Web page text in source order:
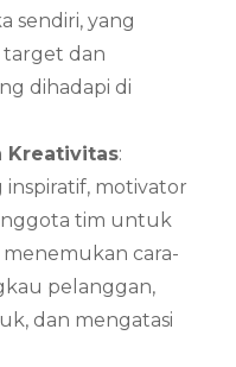
sendiri, yang
dan
dihadapi di
Kreativitas:
motivator
tim untuk
cara-
pelanggan,
dan mengatasi